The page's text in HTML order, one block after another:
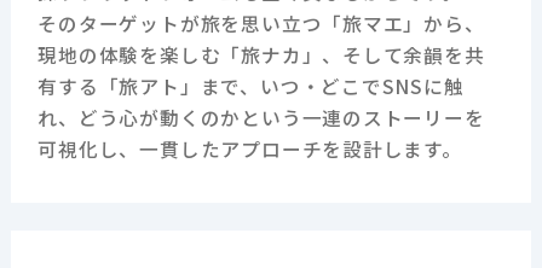
そのターゲットが旅を思い立つ「旅マエ」から、
現地の体験を楽しむ「旅ナカ」、そして余韻を共
有する「旅アト」まで、いつ・どこでSNSに触
れ、どう心が動くのかという一連のストーリーを
可視化し、一貫したアプローチを設計します。